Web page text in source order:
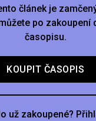
článek je
po zakoupení
časopisu.
KOUPIT ČASOPIS
už zakoupené?